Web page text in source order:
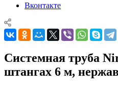
Вконтакте
Системная труба
штангах 6 м,